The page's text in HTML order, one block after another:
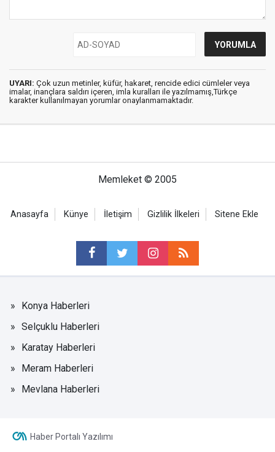
UYARI: Çok uzun metinler, küfür, hakaret, rencide edici cümleler veya
imalar, inançlara saldırı içeren, imla kuralları ile yazılmamış,Türkçe
karakter kullanılmayan yorumlar onaylanmamaktadır.
Memleket © 2005
Anasayfa Künye İletişim Gizlilik İlkeleri Sitene Ekle
Konya Haberleri
Selçuklu Haberleri
Karatay Haberleri
Meram Haberleri
Mevlana Haberleri
Haber Portalı Yazılımı